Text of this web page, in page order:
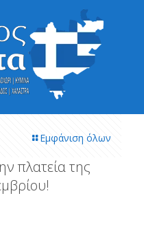
Εμφάνιση όλων
πλατεία της